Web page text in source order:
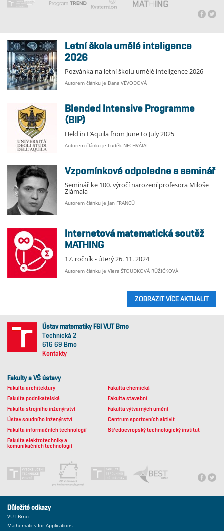
Letní škola umělé inteligence
2026
Pozvánka na letní školu umělé inteligence 2026
Autorem článku je Dana VÉVODOVÁ
Blended Intensive Programme
(BIP)
Held in L’Aquila from June to July 2025
Autorem článku je Luděk NECHVÁTAL
Vzpomínkové odpoledne a seminář
Seminář ke 100. výročí narození profesora Miloše
Zlámala
Autorem článku je Jan FRANCŮ
Internetová matematická soutěž
MATHING
17. ročník - úterý 26. 11. 2024
Autorem článku je Viera ŠTOUDKOVÁ RŮŽIČKOVÁ
ZOBRAZIT VÍCE AKTUALIT
Ústav matematiky FSI VUT Brno
Technická 2
616 69 Brno
Kontakty
Fakulty a VŠ ústavy
Fakulta architektury
Fakulta chemická
Fakulta podnikatelská
Fakulta stavební
Fakulta strojního inženýrství
Fakulta výtvarných umění
Ústav soudního inženýrství
Centrum sportovních aktivit
Fakulta informačních technologií
Středoevropský technologický institut
Fakulta elektrotechniky a
komunikačních technologií
Důležité odkazy
VUT Brno
Mathematics for Applications